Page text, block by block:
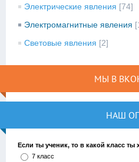
Электрические явления [74]
Электромагнитные явления
Световые явления [2]
МЫ В
НАШ
Если ты ученик, то в какой класс ты
7 класс